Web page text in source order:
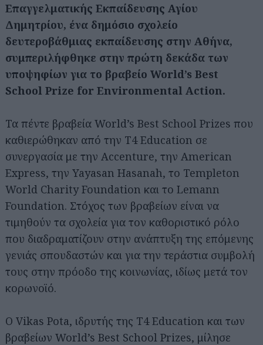
Επαγγελματικής Εκπαίδευσης Αγίου
Δημητρίου, ένα δημόσιο σχολείο
δευτεροβάθμιας εκπαίδευσης στην Αθήνα,
συμπεριλήφθηκε στην πρώτη δεκάδα των
υποψηφίων για το βραβείο World’s Best
School Prize for Environmental Action.
Τα πέντε βραβεία World’s Best School Prizes που
καθιερώθηκαν από την T4 Education σε
συνεργασία με την Accenture, την American
Express, την Yayasan Hasanah, το Templeton
World Charity Foundation και το Lemann
Foundation. Στόχος των βραβείων είναι να
τιμηθούν τα σχολεία για τον καθοριστικό ρόλο
που διαδραματίζουν στην ανάπτυξη της επόμενης
γενιάς σπουδαστών και για την τεράστια συμβολή
τους στην πρόοδο της κοινωνίας, ιδίως μετά τον
κορωνοϊό.
Ο Vikas Pota, ιδρυτής της T4 Education και των
βραβείων World’s Best School Prizes, μίλησε